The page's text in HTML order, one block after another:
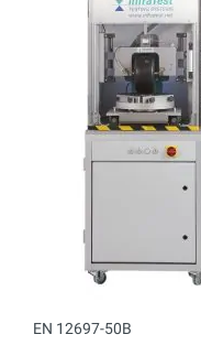
EN 12697-50B